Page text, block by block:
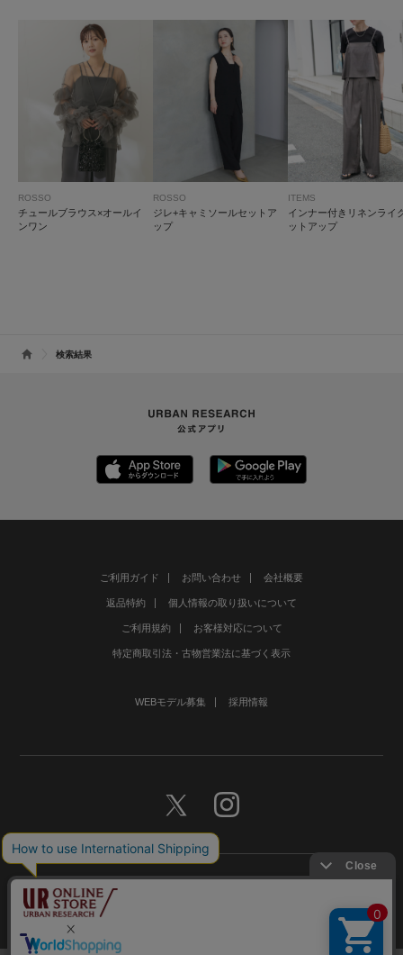
ROSSO
チュールブラウス×オールイ
ンワン
ROSSO
ジレ+キャミソールセットア
ップ
ITEMS
インナー付きリネンライ
ットアップ
検索結果
ご利用ガイド お問い合わせ 会社概要
返品特約 個人情報の取り扱いについて
ご利用規約 お客様対応について
特定商取引法・古物営業法に基づく表示
WEBモデル募集 採用情報